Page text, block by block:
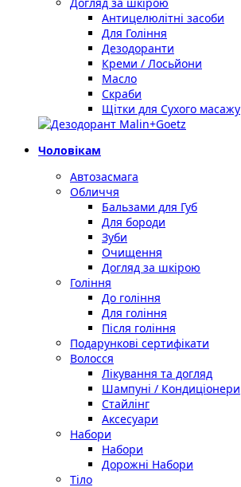
Антицелюлітні засоби
Для Гоління
Дезодоранти
Креми / Лосьйони
Масло
Скраби
Щітки для Сухого масажу
Чоловікам
Автозасмага
Обличчя
Бальзами для Губ
Для бороди
Зуби
Очищення
Догляд за шкірою
Гоління
До гоління
Для гоління
Після гоління
Подарункові сертифікати
Волосся
Лікування та догляд
Шампуні / Кондиціонери
Стайлінг
Аксесуари
Набори
Набори
Дорожні Набори
Тіло